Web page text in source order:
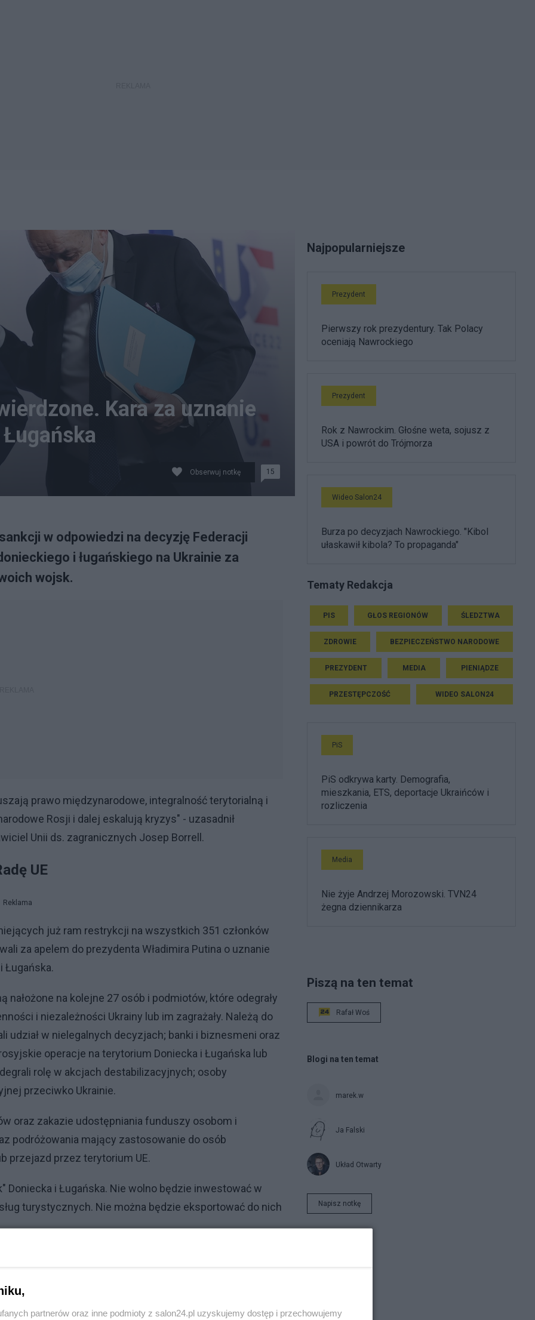
Kara za uznanie
Obserwuj notkę 15
w odpowiedzi na decyzję Federacji
i ługańskiego na Ukrainie za
wojsk.
prawo międzynarodowe, integralność terytorialną i
Rosji i dalej eskalują kryzys" - uzasadnił
Unii ds. zagranicznych Josep Borrell.
UE
Reklama
już ram restrykcji na wszystkich 351 członków
za apelem do prezydenta Władimira Putina o uznanie
Ługańska.
na kolejne 27 osób i podmiotów, które odegrały
i niezależności Ukrainy lub im zagrażały. Należą do
udział w nielegalnych decyzjach; banki i biznesmeni oraz
operacje na terytorium Doniecka i Ługańska lub
rolę w akcjach destabilizacyjnych; osoby
przeciwko Ukrainie.
oraz zakazie udostępniania funduszy osobom i
podróżowania mający zastosowanie do osób
przejazd przez terytorium UE.
i Ługańska. Nie wolno będzie inwestować w
turystycznych. Nie można będzie eksportować do nich
zakazu finansowania Federacji Rosyjskiej, jej rządu i
Najpopularniejsze
Prezydent
Pierwszy rok prezydentury. Tak Polacy
oceniają Nawrockiego
Prezydent
Rok z Nawrockim. Głośne weta, sojusz z
USA i powrót do Trójmorza
Wideo Salon24
Burza po decyzjach Nawrockiego. "Kibol
ułaskawił kibola? To propaganda"
Tematy Redakcja
PIS GŁOS REGIONÓW ŚLEDZTWA
ZDROWIE BEZPIECZEŃSTWO NARODOWE
PREZYDENT MEDIA PIENIĄDZE
PRZESTĘPCZOŚĆ WIDEO SALON24
PiS
PiS odkrywa karty. Demografia,
mieszkania, ETS, deportacje Ukraińców i
rozliczenia
Media
Nie żyje Andrzej Morozowski. TVN24
żegna dziennikarza
Piszą na ten temat
Rafał Woś
Blogi na ten temat
marek.w
Ja Falski
Układ Otwarty
Napisz notkę
partnerów oraz inne podmioty z salon24.pl uzyskujemy dostęp i przechowujemy